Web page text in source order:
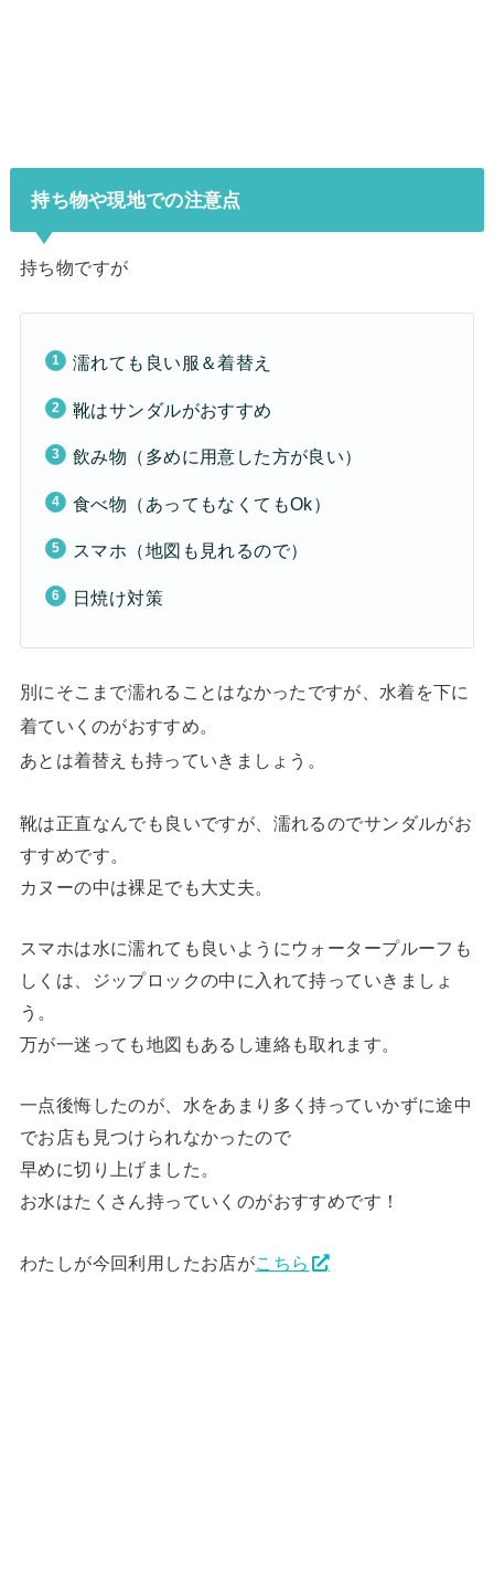
持ち物や現地での注意点
持ち物ですが
濡れても良い服＆着替え
靴はサンダルがおすすめ
飲み物（多めに用意した方が良い）
食べ物（あってもなくてもOk）
スマホ（地図も見れるので）
日焼け対策
別にそこまで濡れることはなかったですが、水着を下に
着ていくのがおすすめ。
あとは着替えも持っていきましょう。
靴は正直なんでも良いですが、濡れるのでサンダルがお
すすめです。
カヌーの中は裸足でも大丈夫。
スマホは水に濡れても良いようにウォータープルーフも
しくは、ジップロックの中に入れて持っていきましょ
う。
万が一迷っても地図もあるし連絡も取れます。
一点後悔したのが、水をあまり多く持っていかずに途中
でお店も見つけられなかったので
早めに切り上げました。
お水はたくさん持っていくのがおすすめです！
わたしが今回利用したお店がこちら